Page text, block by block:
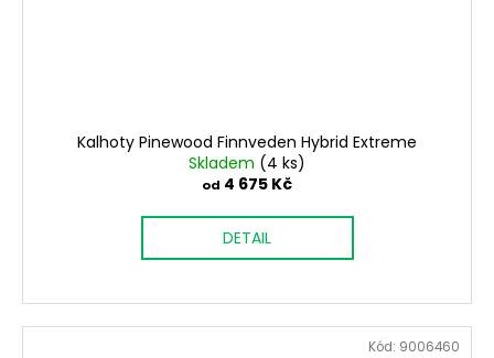
Kalhoty Pinewood Finnveden Hybrid Extreme
Skladem (4 ks)
od 4 675 Kč
DETAIL
Kód: 9006460